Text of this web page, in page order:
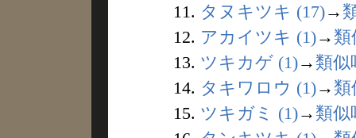
11. タヌキツキ (17)→
12. アカイツキ (1)→ 類
13. ツキカゲ (1)→ 類似
14. タキワロウ (1)→ 類
15. ツキガミ (1)→ 類似